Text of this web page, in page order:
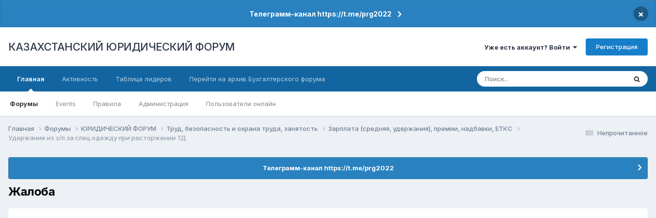
Телеграмм-канал https://t.me/prg2022 ×
КАЗАХСТАНСКИЙ ЮРИДИЧЕСКИЙ ФОРУМ Уже есть аккаунт? Войти Регистрация
Главная
Форумы Events Правила Администрация Пользователи онлайн
Активность Таблица лидеров Перейти на архив Бухгалтерского форума
Непрочитанное
Главная Форумы ЮРИДИЧЕСКИЙ ФОРУМ Труд, безопасность и охрана труда, занятость
Зарплата (средняя, удержания), премии, надбавки, ЕТКС
Удержание из з/п за спец.одежду при расторжении ТД
Телеграмм-канал https://t.me/prg2022
Жалоба